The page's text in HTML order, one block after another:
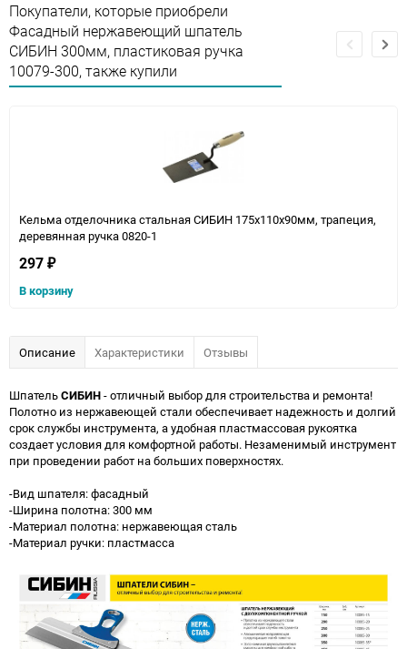
Покупатели, которые приобрели
Фасадный нержавеющий шпатель
СИБИН 300мм, пластиковая ручка
10079-300, также купили
Кельма отделочника стальная СИБИН 175х110х90мм, трапеция,
деревянная ручка 0820-1
297 ₽
В корзину
Описание Характеристики Отзывы
ШпательСИБИН- отличный выбор для строительства и ремонта!
Полотно из нержавеющей стали обеспечивает надежность и долгий
срок службы инструмента, а удобная пластмассовая рукоятка
создает условия для комфортной работы. Незаменимый инструмент
при проведении работ на больших поверхностях.
-Вид шпателя: фасадный
-Ширина полотна: 300 мм
-Материал полотна: нержавеющая сталь
-Материал ручки: пластмасса